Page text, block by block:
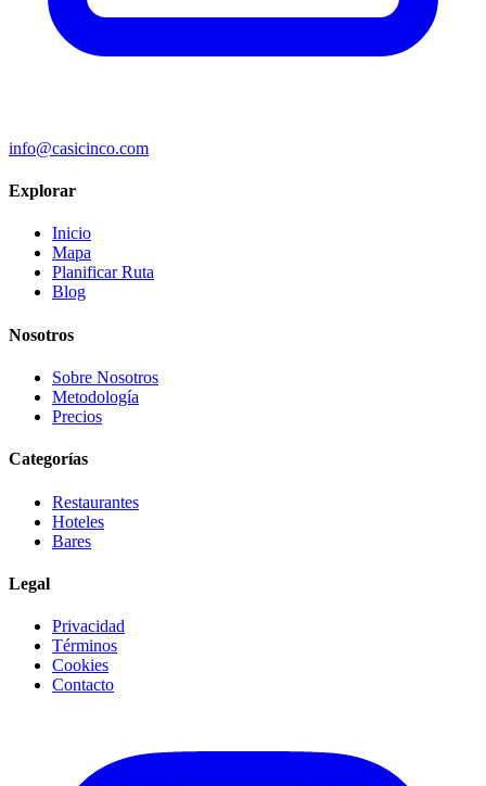
info@casicinco.com
Explorar
Inicio
Mapa
Planificar Ruta
Blog
Nosotros
Sobre Nosotros
Metodología
Precios
Categorías
Restaurantes
Hoteles
Bares
Legal
Privacidad
Términos
Cookies
Contacto